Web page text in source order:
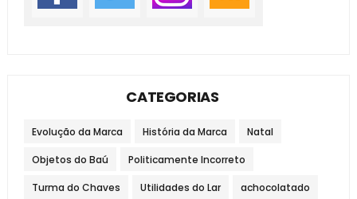
CATEGORIAS
Evolução da Marca História da Marca Natal
Objetos do Baú Politicamente Incorreto
Turma do Chaves Utilidades do Lar achocolatado